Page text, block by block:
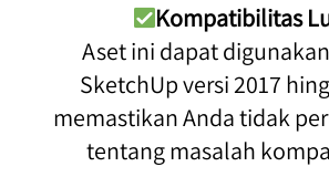
Kompatibilitas
Aset ini dapat
SketchUp versi 2017
memastikan Anda tidak
tentang masalah